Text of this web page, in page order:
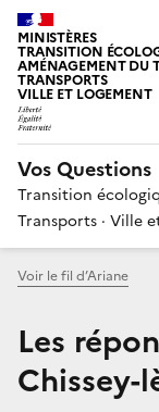
MINISTÈRES
TRANSITION
AMÉNAGEMENT DU
TRANSPORTS
VILLE ET LOGEMENT
Vos Questions
Transition
Transports · Ville
Voir le fil d’Ariane
Les
Chissey-